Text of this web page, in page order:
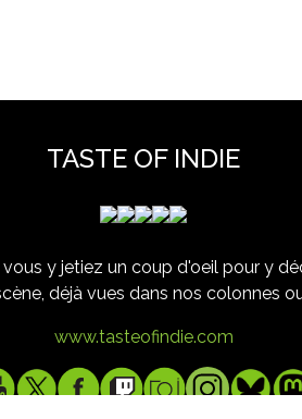
TASTE OF INDIE
y jetiez un coup d'oeil pour y
déjà vues dans nos colonnes
www.tasteofindie.com